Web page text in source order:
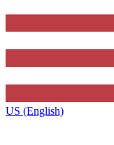
US (English)